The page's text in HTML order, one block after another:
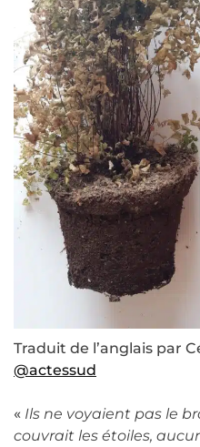
Traduit de l’anglais par
@actessud
« Ils ne voyaient pas le
couvrait les étoiles,